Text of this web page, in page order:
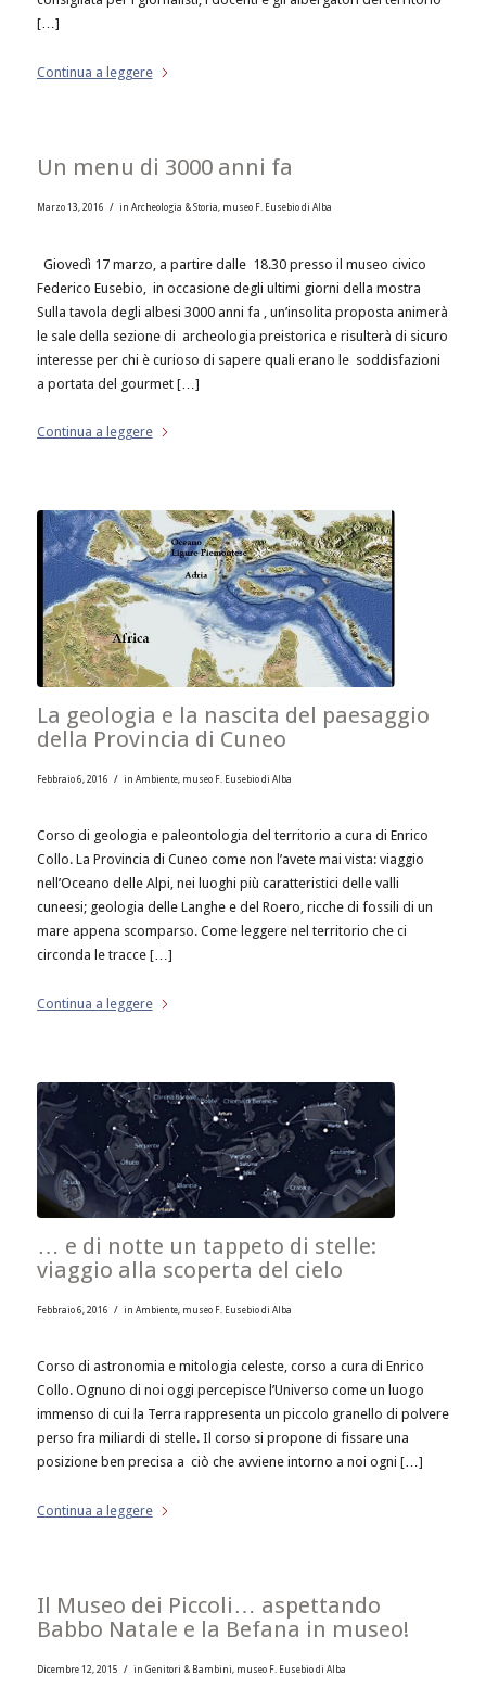
[…]
Continua a leggere
Un menu di 3000 anni fa
Marzo 13, 2016 / in Archeologia & Storia, museo F. Eusebio di Alba
Giovedì 17 marzo, a partire dalle 18.30 presso il museo civico
Federico Eusebio, in occasione degli ultimi giorni della mostra
Sulla tavola degli albesi 3000 anni fa , un’insolita proposta animerà
le sale della sezione di archeologia preistorica e risulterà di sicuro
interesse per chi è curioso di sapere quali erano le soddisfazioni
a portata del gourmet […]
Continua a leggere
La geologia e la nascita del paesaggio
della Provincia di Cuneo
Febbraio 6, 2016 / in Ambiente, museo F. Eusebio di Alba
Corso di geologia e paleontologia del territorio a cura di Enrico
Collo. La Provincia di Cuneo come non l’avete mai vista: viaggio
nell’Oceano delle Alpi, nei luoghi più caratteristici delle valli
cuneesi; geologia delle Langhe e del Roero, ricche di fossili di un
mare appena scomparso. Come leggere nel territorio che ci
circonda le tracce […]
Continua a leggere
… e di notte un tappeto di stelle:
viaggio alla scoperta del cielo
Febbraio 6, 2016 / in Ambiente, museo F. Eusebio di Alba
Corso di astronomia e mitologia celeste, corso a cura di Enrico
Collo. Ognuno di noi oggi percepisce l’Universo come un luogo
immenso di cui la Terra rappresenta un piccolo granello di polvere
perso fra miliardi di stelle. Il corso si propone di fissare una
posizione ben precisa a ciò che avviene intorno a noi ogni […]
Continua a leggere
Il Museo dei Piccoli… aspettando
Babbo Natale e la Befana in museo!
Dicembre 12, 2015 / in Genitori & Bambini, museo F. Eusebio di Alba